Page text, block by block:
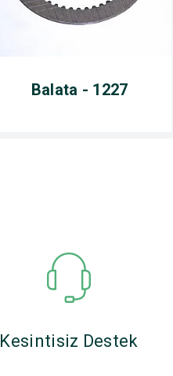
Balata - 1227
Kesintisiz Destek